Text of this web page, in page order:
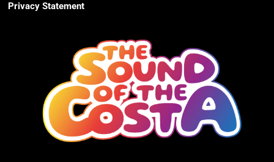
Privacy Statement